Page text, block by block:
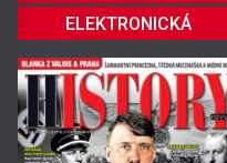
ELEKTRONICKÁ